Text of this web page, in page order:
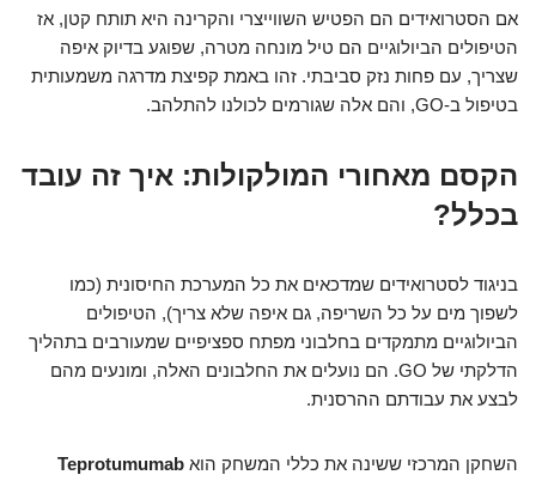
אם הסטרואידים הם הפטיש השווייצרי והקרינה היא תותח קטן, אז
הטיפולים הביולוגיים הם טיל מונחה מטרה, שפוגע בדיוק איפה
שצריך, עם פחות נזק סביבתי. זהו באמת קפיצת מדרגה משמעותית
בטיפול ב-GO, והם אלה שגורמים לכולנו להתלהב.
הקסם מאחורי המולקולות: איך זה עובד
בכלל?
בניגוד לסטרואידים שמדכאים את כל המערכת החיסונית (כמו
לשפוך מים על כל השריפה, גם איפה שלא צריך), הטיפולים
הביולוגיים מתמקדים בחלבוני מפתח ספציפיים שמעורבים בתהליך
הדלקתי של GO. הם נועלים את החלבונים האלה, ומונעים מהם
לבצע את עבודתם ההרסנית.
השחקן המרכזי ששינה את כללי המשחק הוא Teprotumumab